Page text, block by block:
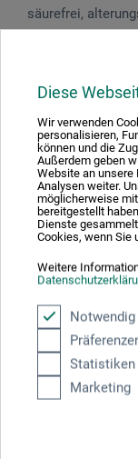
Diese
Wir verwenden
personalisieren,
können und die
Außerdem geben
Website an unsere
Analysen weiter.
möglicherweise
bereitgestellt
Dienste
Cookies, wenn Sie
Weitere
Notwendig
Statistiken
Marketing
säurefrei,
Linoldrucke und
Schreiben Sie
Hier finden